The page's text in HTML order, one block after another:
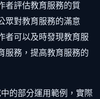
者評估教育服務的質
眾對教育服務的滿意
者可以及時發現教育服
服務，提高教育服務的
的部分運用範例，實際